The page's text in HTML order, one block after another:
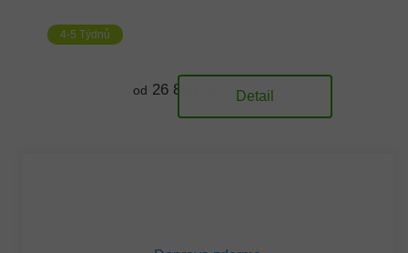
4-5 Týdnů
od 26 884 Kč Detail